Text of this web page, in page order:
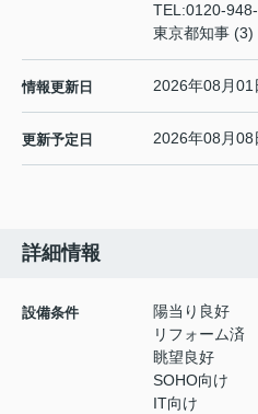
TEL:0120-
東京都知事
情報更新日 2026年08月01
更新予定日 2026年08月08
詳細情報
設備条件
陽当り良好
リフォーム済
眺望良好
SOHO向け
IT向け